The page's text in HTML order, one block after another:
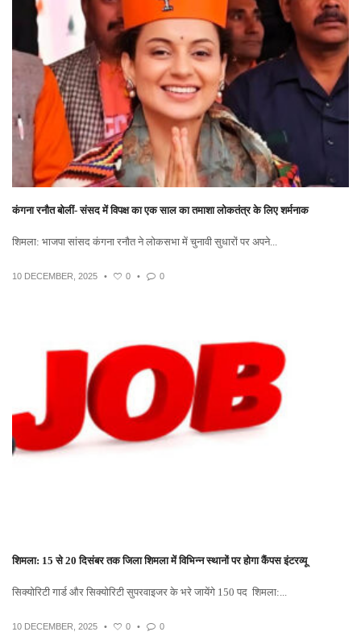
कंगना रनौत बोलीं- संसद में विपक्ष का एक साल का तमाशा लोकतंत्र के लिए शर्मनाक
शिमला: भाजपा सांसद कंगना रनौत ने लोकसभा में चुनावी सुधारों पर अपने...
10 DECEMBER, 2025 • 0 • 0
शिमला: 15 से 20 दिसंबर तक जिला शिमला में विभिन्न स्थानों पर होगा कैंपस इंटरव्यू
सिक्योरिटी गार्ड और सिक्योरिटी सुपरवाइजर के भरे जायेंगे 150 पद शिमला:...
10 DECEMBER, 2025 • 0 • 0